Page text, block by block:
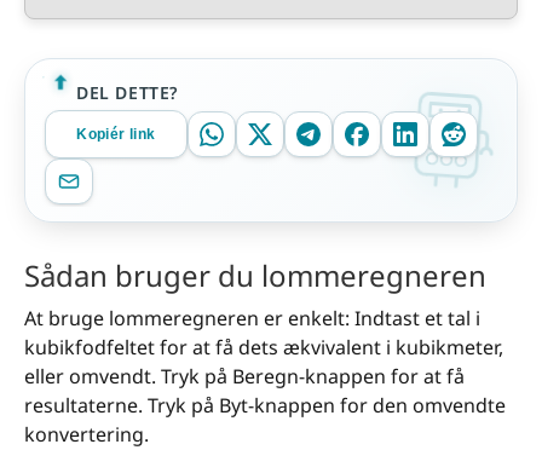
DEL DETTE?
Kopiér link
Sådan bruger du lommeregneren
At bruge lommeregneren er enkelt: Indtast et tal i
kubikfodfeltet for at få dets ækvivalent i kubikmeter,
eller omvendt. Tryk på Beregn-knappen for at få
resultaterne. Tryk på Byt-knappen for den omvendte
konvertering.